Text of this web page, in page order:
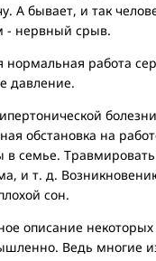
А бывает, и так
- нервный срыв.
работа
давление.
обстановка на
в семье.
и т. д.
сон.
описание
Ведь многие